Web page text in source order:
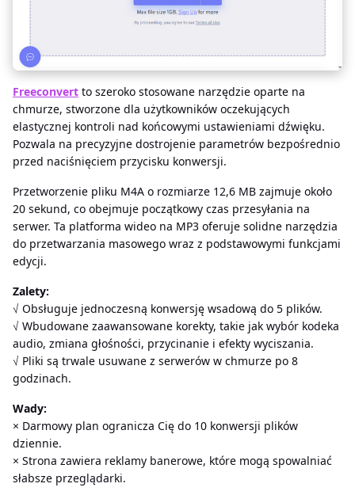
Freeconvert to szeroko stosowane narzędzie oparte na
chmurze, stworzone dla użytkowników oczekujących
elastycznej kontroli nad końcowymi ustawieniami dźwięku.
Pozwala na precyzyjne dostrojenie parametrów bezpośrednio
przed naciśnięciem przycisku konwersji.
Przetworzenie pliku M4A o rozmiarze 12,6 MB zajmuje około
20 sekund, co obejmuje początkowy czas przesyłania na
serwer. Ta platforma wideo na MP3 oferuje solidne narzędzia
do przetwarzania masowego wraz z podstawowymi funkcjami
edycji.
Zalety:
√ Obsługuje jednoczesną konwersję wsadową do 5 plików.
√ Wbudowane zaawansowane korekty, takie jak wybór kodeka
audio, zmiana głośności, przycinanie i efekty wyciszania.
√ Pliki są trwale usuwane z serwerów w chmurze po 8
godzinach.
Wady:
× Darmowy plan ogranicza Cię do 10 konwersji plików
dziennie.
× Strona zawiera reklamy banerowe, które mogą spowalniać
słabsze przeglądarki.